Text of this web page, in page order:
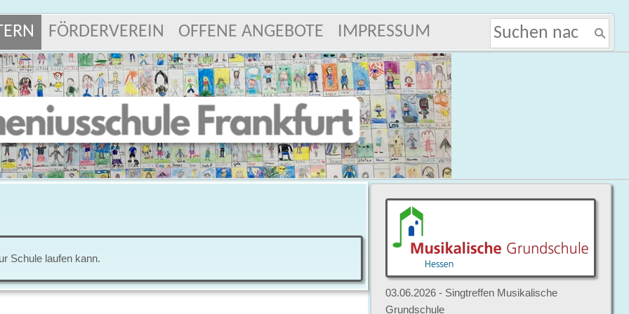
FÖRDERVEREIN OFFENE ANGEBOTE IMPRESSUM
Schule laufen kann.
03.06.2026 - Singtreffen Musikalische
Grundschule